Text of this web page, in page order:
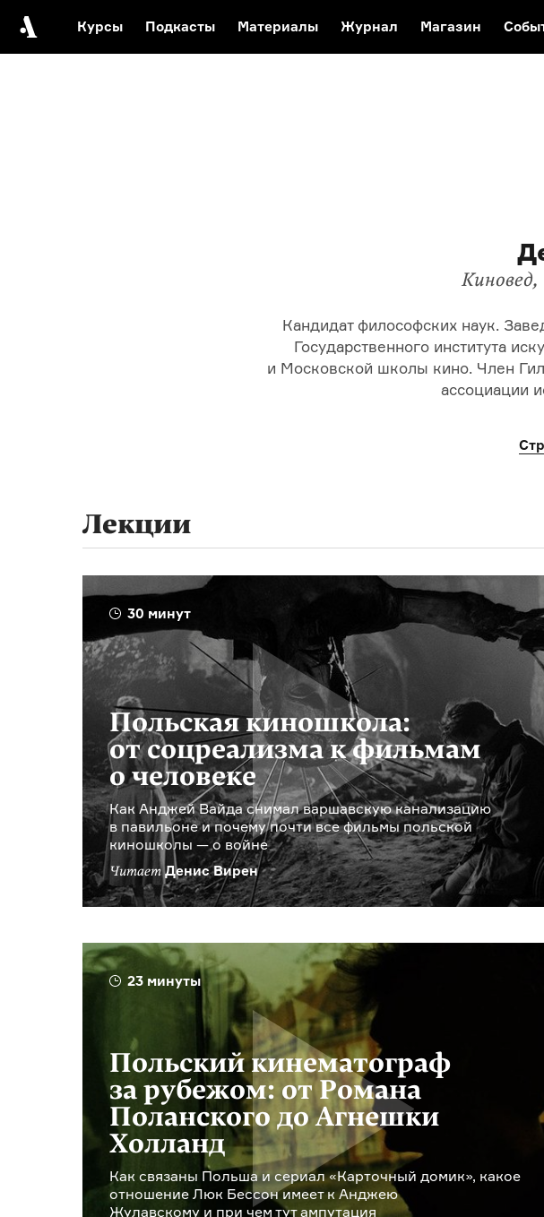
Курсы Подкасты Материалы Журнал Магазин
Киновед,
Кандидат философских наук.
Государственного института
и Московской школы кино. Член
ассоциации
Лекции
30 минут
Польская киношкола:
от соцреализма к фильмам
о человеке
Как Анджей Вайда снимал варшавскую канализацию
в павильоне и почему почти все фильмы польской
киношколы — о войне
ЧитаетДенис Вирен
23 минуты
Польский кинематограф
за рубежом: от Романа
Поланского до Агнешки
Холланд
Как связаны Польша и сериал «Карточный домик», какое
отношение Люк Бессон имеет к Анджею
Жулавскому и при чем тут ампутация